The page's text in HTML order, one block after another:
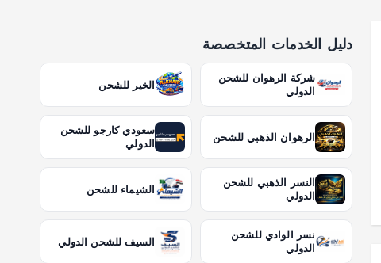
دليل الخدمات المتخصصة
شركة الرهوان للشحن
الدولي
الخير للشحن
الرهوان الذهبي للشحن
سعودي كارجو للشحن
الدولي
النسر الذهبي للشحن
الدولي
الشيماء للشحن
نسر الوادي للشحن
الدولي
السيف للشحن الدولي